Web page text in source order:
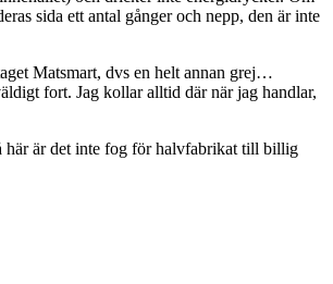
sida ett antal gånger och nepp, den är inte
Matsmart, dvs en helt annan grej…
fort. Jag kollar alltid där när jag handlar,
här är det inte fog för halvfabrikat till billig